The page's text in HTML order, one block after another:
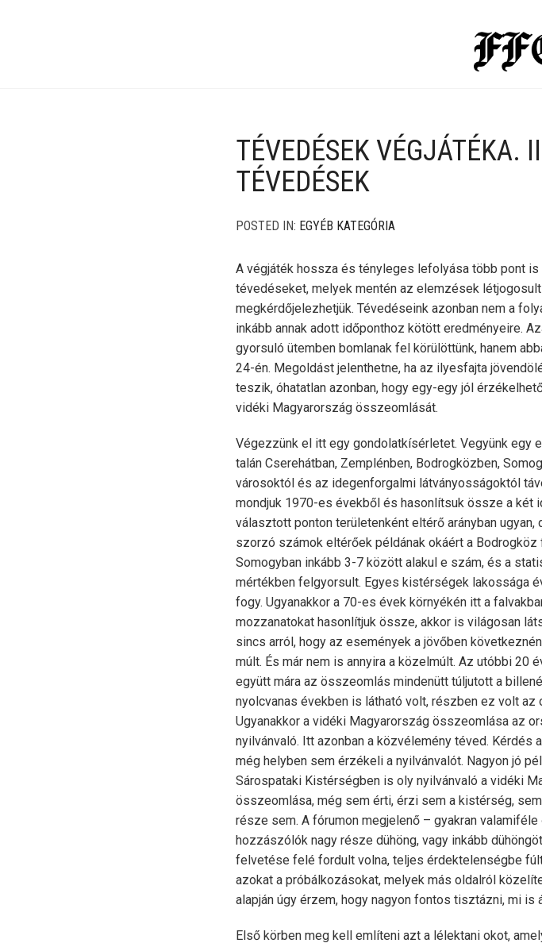
TÉVEDÉSEK VÉGJÁTÉKA.
TÉVEDÉSEK
POSTED IN: EGYÉB KATEGÓRIA
A végjáték hossza és tényleges lefolyása több pont
tévedéseket, melyek mentén az elemzések
megkérdőjelezhetjük. Tévedéseink azonban nem a
inkább annak adott időponthoz kötött eredményeire.
gyorsuló ütemben bomlanak fel körülöttünk, hanem
24-én. Megoldást jelenthetne, ha az ilyesfajta
teszik, óhatatlan azonban, hogy egy-egy jól
vidéki Magyarország összeomlását.
Végezzünk el itt egy gondolatkísérletet. Vegyünk egy
talán Cserehátban, Zemplénben, Bodrogközben,
városoktól és az idegenforgalmi látványosságoktól
mondjuk 1970-es évekből és hasonlítsuk össze a két
választott ponton területenként eltérő arányban
szorzó számok eltérőek példának okáért a
Somogyban inkább 3-7 között alakul e szám, és a
mértékben felgyorsult. Egyes kistérségek lakossága
fogy. Ugyanakkor a 70-es évek környékén itt a
mozzanatokat hasonlítjuk össze, akkor is világosan
sincs arról, hogy az események a jövőben
múlt. És már nem is annyira a közelmúlt. Az utóbbi
együtt mára az összeomlás mindenütt túljutott a
nyolcvanas években is látható volt, részben ez volt az
Ugyanakkor a vidéki Magyarország összeomlása az
nyilvánvaló. Itt azonban a közvélemény téved. Kérdés
még helyben sem érzékeli a nyilvánvalót. Nagyon jó
Sárospataki Kistérségben is oly nyilvánvaló a vidéki
összeomlása, még sem érti, érzi sem a kistérség,
része sem. A fórumon megjelenő – gyakran
hozzászólók nagy része dühöng, vagy inkább
felvetése felé fordult volna, teljes érdektelenségbe
azokat a próbálkozásokat, melyek más oldalról
alapján úgy érzem, hogy nagyon fontos tisztázni, mi
Első körben meg kell említeni azt a lélektani okot,